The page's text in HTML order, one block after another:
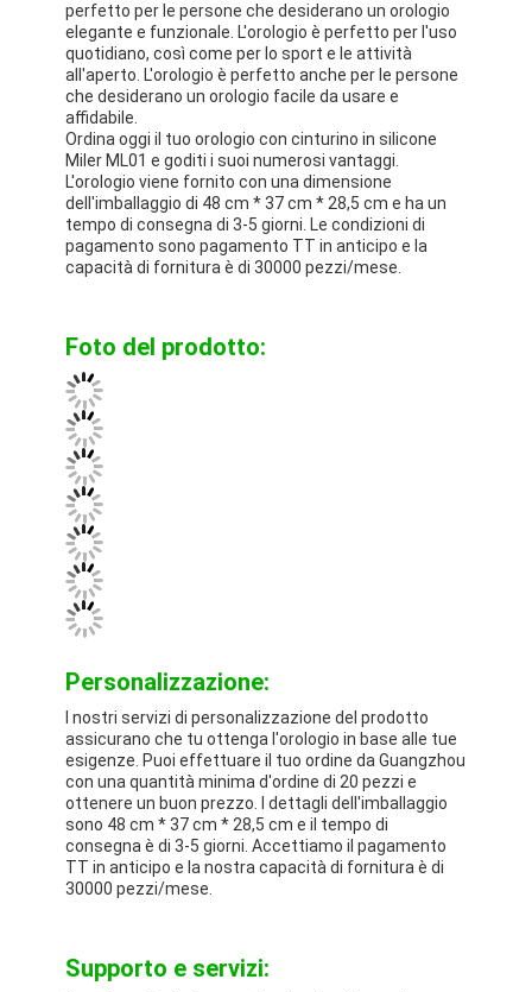
perfetto per le persone che desiderano un orologio
elegante e funzionale. L'orologio è perfetto per l'uso
quotidiano, così come per lo sport e le attività
all'aperto. L'orologio è perfetto anche per le persone
che desiderano un orologio facile da usare e
affidabile.
Ordina oggi il tuo orologio con cinturino in silicone
Miler ML01 e goditi i suoi numerosi vantaggi.
L'orologio viene fornito con una dimensione
dell'imballaggio di 48 cm * 37 cm * 28,5 cm e ha un
tempo di consegna di 3-5 giorni. Le condizioni di
pagamento sono pagamento TT in anticipo e la
capacità di fornitura è di 30000 pezzi/mese.
Foto del prodotto:
Personalizzazione:
I nostri servizi di personalizzazione del prodotto
assicurano che tu ottenga l'orologio in base alle tue
esigenze. Puoi effettuare il tuo ordine da Guangzhou
con una quantità minima d'ordine di 20 pezzi e
ottenere un buon prezzo. I dettagli dell'imballaggio
sono 48 cm * 37 cm * 28,5 cm e il tempo di
consegna è di 3-5 giorni. Accettiamo il pagamento
TT in anticipo e la nostra capacità di fornitura è di
30000 pezzi/mese.
Supporto e servizi: